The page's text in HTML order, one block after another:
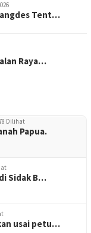
Tent…
Raya…
Dilihat
Papua.
Sidak B…
usai petu…